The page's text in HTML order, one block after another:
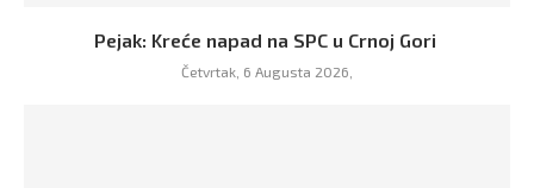
Pejak: Kreće napad na SPC u Crnoj Gori
Četvrtak, 6 Augusta 2026,